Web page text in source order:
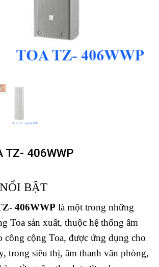
TZ- 406WWP
BẬT
406WWP là một trong những
Toa sản xuất, thuộc hệ thống âm
công cộng Toa, được ứng dụng cho
trong siêu thị, âm thanh văn phòng,